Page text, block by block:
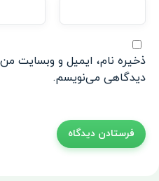
ذخیره نام، ایمیل و وبسایت من
دیدگاهی می‌نویسم.